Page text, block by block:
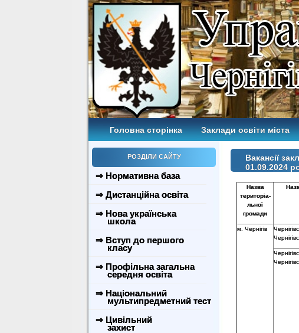
Головна сторінка Заклади освіти міста
РОЗДІЛИ САЙТУ
⇒ Нормативна база
⇒ Дистанційна освіта
⇒ Нова українська
школа
⇒ Вступ до першого
класу
⇒ Профільна загальна
середня освіта
⇒ Національний
мультипредметний тест
⇒ Цивільний
захист
Вакансії
01.09.2024
Назва
територіа-
льної
громади
м. Чернігів